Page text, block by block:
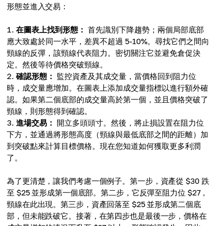
形態並進入交易：
在圖表上找到形態： 首先識別下降趨勢；兩個局部底部
應大致處於同一水平，差異不超過 5-10%。尋找它們之間向
頸線的反彈，該頸線代表阻力。密切關注它並避免倉促決
定。然後等待價格突破頸線。
確認形態： 監控資產及其成交量，當價格回到阻力位
時，成交量應增加。在圖表上添加成交量指標以進行額外確
認。如果第二個底部的成交量高於第一個，並且價格突破了
頸線，則形態得到確認。
進場交易： 開立多頭頭寸。然後，將止損設置在阻力位
下方，並通過將形態高度（頸線與最低底部之間的距離）加
到突破點來計算目標價格。現在您知道如何獲取更多利潤
了。
為了更清楚，讓我們考慮一個例子。第一步，資產從 $30 跌
至 $25 並形成第一個底部。第二步，它反彈至阻力位 $27，
頸線在此出現。第三步，資產回落至 $25 並形成第二個底
部，但未能跌破它。接著，在第四步也是最後一步，價格在